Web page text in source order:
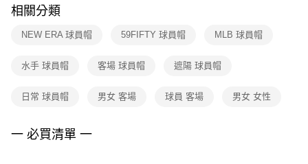
※ 交易是否成功請以「AFTEE先享後付 」之結帳頁面顯示為準，若有關於
是否繳費成功／繳費後需取消欲退款等相關疑問，請聯繫「AFTEE先享後付
客戶支援中心」https://netprotections.freshdesk.com/support/home
１．透過由恩沛科技股份有限公司提供之「AFTEE先享後付」服務完成之交
權轉讓予恩沛科技股份有限公司。
３．未成年的使用者請事先徵得法定代理人或監護人之同意方可使用
「AFTEE先享後付」，若未經同意申辦者引起之損失，本公司不負相關責
相關分類
NEW ERA 球員帽 59FIFTY 球員帽 MLB 球員帽
水手 球員帽 客場 球員帽 遮陽 球員帽
日常 球員帽 男女 客場 球員 客場 男女 女性
一 必買清單 一